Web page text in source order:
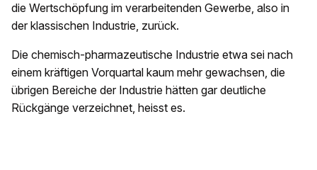
die Wertschöpfung im verarbeitenden Gewerbe, also in
der klassischen Industrie, zurück.
Die chemisch-pharmazeutische Industrie etwa sei nach
einem kräftigen Vorquartal kaum mehr gewachsen, die
übrigen Bereiche der Industrie hätten gar deutliche
Rückgänge verzeichnet, heisst es.